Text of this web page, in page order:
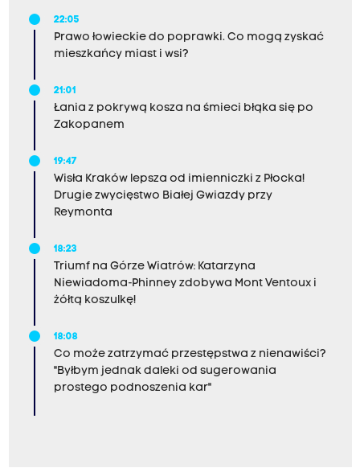
22:05
Prawo łowieckie do poprawki. Co mogą zyskać
mieszkańcy miast i wsi?
21:01
Łania z pokrywą kosza na śmieci błąka się po
Zakopanem
19:47
Wisła Kraków lepsza od imienniczki z Płocka!
Drugie zwycięstwo Białej Gwiazdy przy
Reymonta
18:23
Triumf na Górze Wiatrów: Katarzyna
Niewiadoma-Phinney zdobywa Mont Ventoux i
żółtą koszulkę!
18:08
Co może zatrzymać przestępstwa z nienawiści?
"Byłbym jednak daleki od sugerowania
prostego podnoszenia kar"